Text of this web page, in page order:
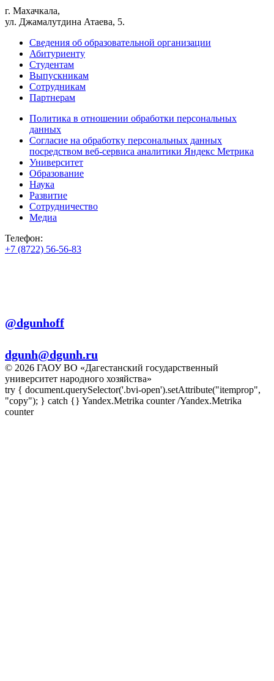
г. Махачкала,
ул. Джамалутдина Атаева, 5.
Сведения об образовательной организации
Абитуриенту
Студентам
Выпускникам
Сотрудникам
Партнерам
Политика в отношении обработки персональных
данных
Согласие на обработку персональных данных
посредством веб-сервиса аналитики Яндекс Метрика
Университет
Образование
Наука
Развитие
Сотрудничество
Медиа
Телефон:
+7 (8722) 56-56-83
@dgunhoff
dgunh@dgunh.ru
© 2026 ГАОУ ВО «Дагестанский государственный
университет народного хозяйства»
try { document.querySelector('.bvi-open').setAttribute("itemprop",
"copy"); } catch {} Yandex.Metrika counter/Yandex.Metrika
counter